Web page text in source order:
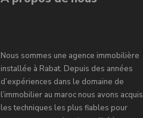
Nous sommes une agence immobilière
installée à Rabat. Depuis des années
d’expériences dans le domaine de
l’immobilier au maroc nous avons acquis
les techniques les plus fiables pour